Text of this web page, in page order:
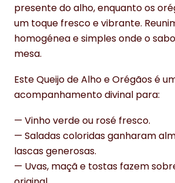
presente do alho, enquanto os
um toque fresco e vibrante.
homogénea e simples onde o
mesa.
Este Queijo de Alho e Orégãos é
acompanhamento divinal para:
— Vinho verde ou rosé fresco.
— Saladas coloridas ganharam
lascas generosas.
— Uvas, maçã e tostas fazem